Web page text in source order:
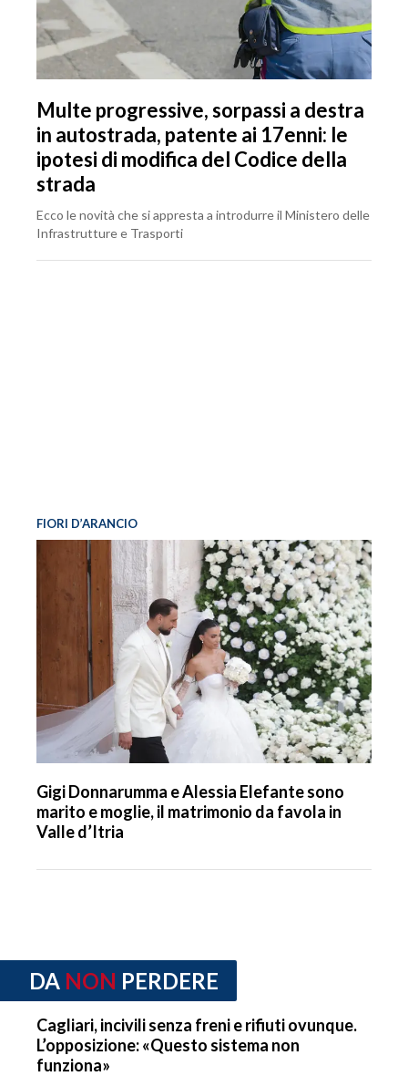
Multe progressive, sorpassi a destra
in autostrada, patente ai 17enni: le
ipotesi di modifica del Codice della
strada
Ecco le novità che si appresta a introdurre il Ministero delle
Infrastrutture e Trasporti
FIORI D’ARANCIO
Gigi Donnarumma e Alessia Elefante sono
marito e moglie, il matrimonio da favola in
Valle d’Itria
DA NON PERDERE
Cagliari, incivili senza freni e rifiuti ovunque.
L’opposizione: «Questo sistema non
funziona»